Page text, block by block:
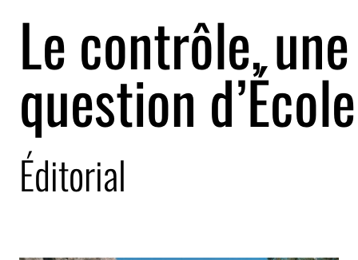
Le contrôle, une
question d’École
Éditorial